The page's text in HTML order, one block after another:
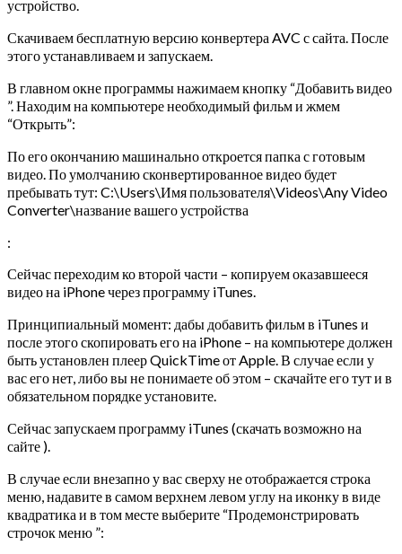
устройство.
Скачиваем бесплатную версию конвертера AVC с сайта.После
этого устанавливаем и запускаем.
В главном окне программы нажимаем кнопку “Добавить видео
”. Находим на компьютере необходимый фильм и жмем
“Открыть”:
По его окончанию машинально откроется папка с готовым
видео. По умолчанию сконвертированное видео будет
пребывать тут: C:\Users\Имя пользователя\Videos\Any Video
Converter\название вашего устройства
:
Сейчас переходим ко второй части – копируем оказавшееся
видео на iPhone через программу iTunes.
Принципиальный момент: дабы добавить фильм в iTunes и
после этого скопировать его на iPhone – на компьютере должен
быть установлен плеер QuickTime от Apple. В случае если у
вас его нет, либо вы не понимаете об этом – скачайте его тут и в
обязательном порядке установите.
Сейчас запускаем программу iTunes (скачать возможно на
сайте ).
В случае если внезапно у вас сверху не отображается строка
меню, надавите в самом верхнем левом углу на иконку в виде
квадратика и в том месте выберите “Продемонстрировать
строчок меню ”: